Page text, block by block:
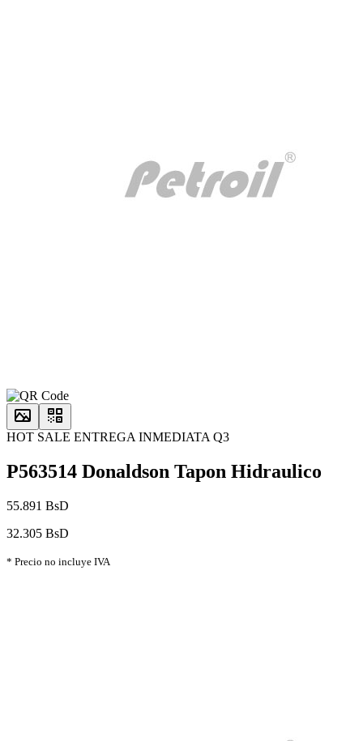
HOT SALE ENTREGA INMEDIATA Q3
P563514 Donaldson Tapon Hidraulico
55.891 BsD
32.305 BsD
* Precio no incluye IVA